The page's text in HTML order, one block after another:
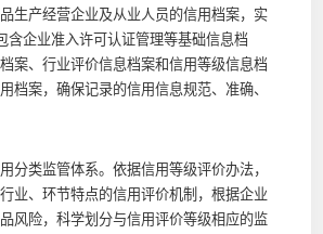
生产经营企业及从业人员的信用档案，实
含企业准入许可认证管理等基础信息档
案、行业评价信息档案和信用等级信息档
档案，确保记录的信用信息规范、准确、
类监管体系。依据信用等级评价办法，
业、环节特点的信用评价机制，根据企业
风险，科学划分与信用评价等级相应的监